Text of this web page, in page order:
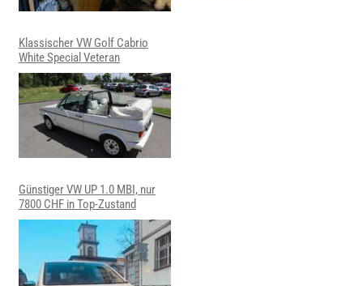
Klassischer VW Golf Cabrio
White Special Veteran
Günstiger VW UP 1.0 MBI, nur
7800 CHF in Top-Zustand